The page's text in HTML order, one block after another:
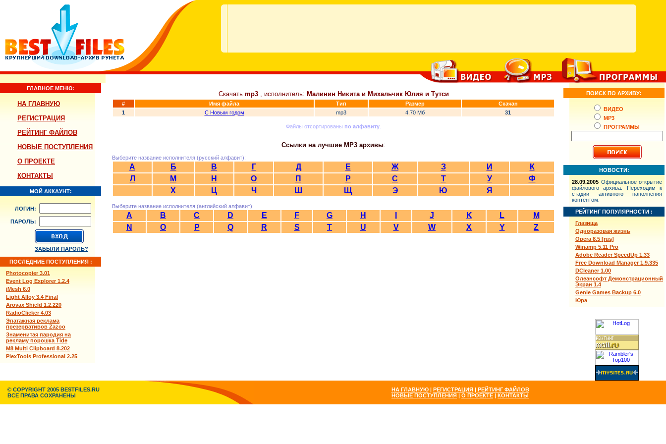
ГЛАВНОЕ МЕНЮ:
НА ГЛАВНУЮ
РЕГИСТРАЦИЯ
РЕЙТИНГ ФАЙЛОВ
НОВЫЕ ПОСТУПЛЕНИЯ
О ПРОЕКТЕ
КОНТАКТЫ
МОЙ АККАУНТ:
ЛОГИН:
ПАРОЛЬ:
ЗАБЫЛИ ПАРОЛЬ?
ПОСЛЕДНИЕ ПОСТУПЛЕНИЯ :
Photocopier 3.01
Event Log Explorer 1.2.4
iMesh 6.0
Light Alloy 3.4 Final
Arovax Shield 1.2.220
RadioClicker 4.03
Эпатажная реклама
презервативов Zazoo
Знаменитая пародия на
рекламу порошка Tide
M8 Multi Clipboard 8.202
PlexTools Professional 2.25
Скачать mp3, исполнитель: Малинин Никита и Михальчик Юлия и Тутси
# Имя файла Тип Размер
Скачан
1
С Новым годом mp3 4.70 Мб 31
Файлы отсортированы по алфавиту
Ссылки на лучшие MP3 архивы:
Выберите название исполнителя (русский алфавит):
А Б В Г Д Е Ж З И
К
Л
М Н О П Р С Т У
Ф
Х
Ц Ч Ш Щ Э Ю Я
Выберите название исполнителя (английский алфавит):
A B C D E F G H J K L
M
N
O P Q R S T U V W X Y Z
ПОИСК ПО АРХИВУ:
ВИДЕО
MP3
ПРОГРАММЫ
НОВОСТИ:
28.09.2005 Официальное открытие
файлового архива. Переходим к
стадии активного наполнения
контентом.
РЕЙТИНГ ПОПУЛЯРНОСТИ :
Глазища
Одноразовая жизнь
Opera 8.5 [rus]
Winamp 5.11 Pro
Adobe Reader SpeedUp 1.33
Free Download Manager 1.9.335
DCleaner 1.00
Олеансофт Демонстрационный
Экран 1.4
Genie Games Backup 6.0
Юра
© COPYRIGHT 2005 BESTFILES.RU
ВСЕ ПРАВА СОХРАНЕНЫ
НА ГЛАВНУЮ | РЕГИСТРАЦИЯ | РЕЙТИНГ ФАЙЛОВ
НОВЫЕ ПОСТУПЛЕНИЯ | О ПРОЕКТЕ | КОНТАКТЫ